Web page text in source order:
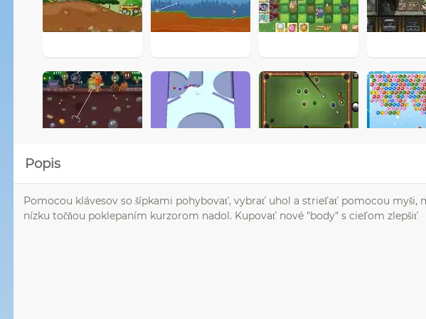
Popis
Pomocou klávesov so šípkami pohybovať, vybrať uhol a strieľať pomocou myši,
nízku točňou poklepaním kurzorom nadol. Kupovať nové "body" s cieľom zlepšiť